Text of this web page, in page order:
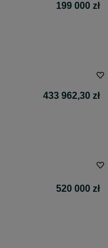
199 000 zł
433 962,30 zł
520 000 zł